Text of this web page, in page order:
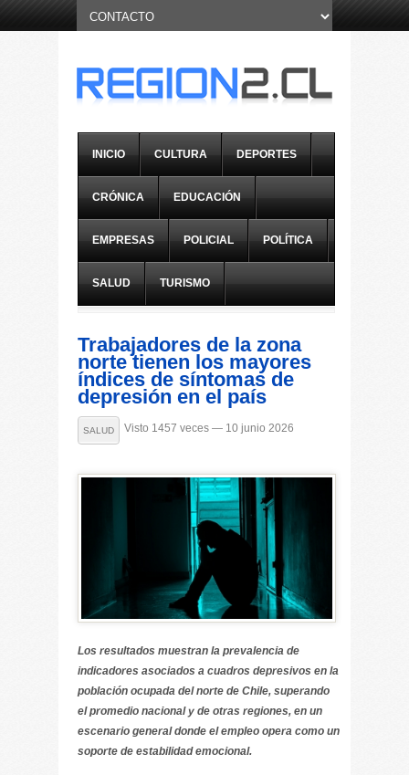
INICIO CULTURA DEPORTES
CRÓNICA EDUCACIÓN
EMPRESAS POLICIAL POLÍTICA
SALUD TURISMO
Trabajadores de la zona
norte tienen los mayores
índices de síntomas de
depresión en el país
SALUD Visto 1457 veces — 10 junio 2026
Los resultados muestran la prevalencia de
indicadores asociados a cuadros depresivos en la
población ocupada del norte de Chile, superando
el promedio nacional y de otras regiones, en un
escenario general donde el empleo opera como un
soporte de estabilidad emocional.